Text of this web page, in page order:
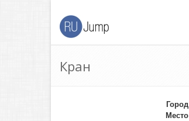
Кран
Город
Место